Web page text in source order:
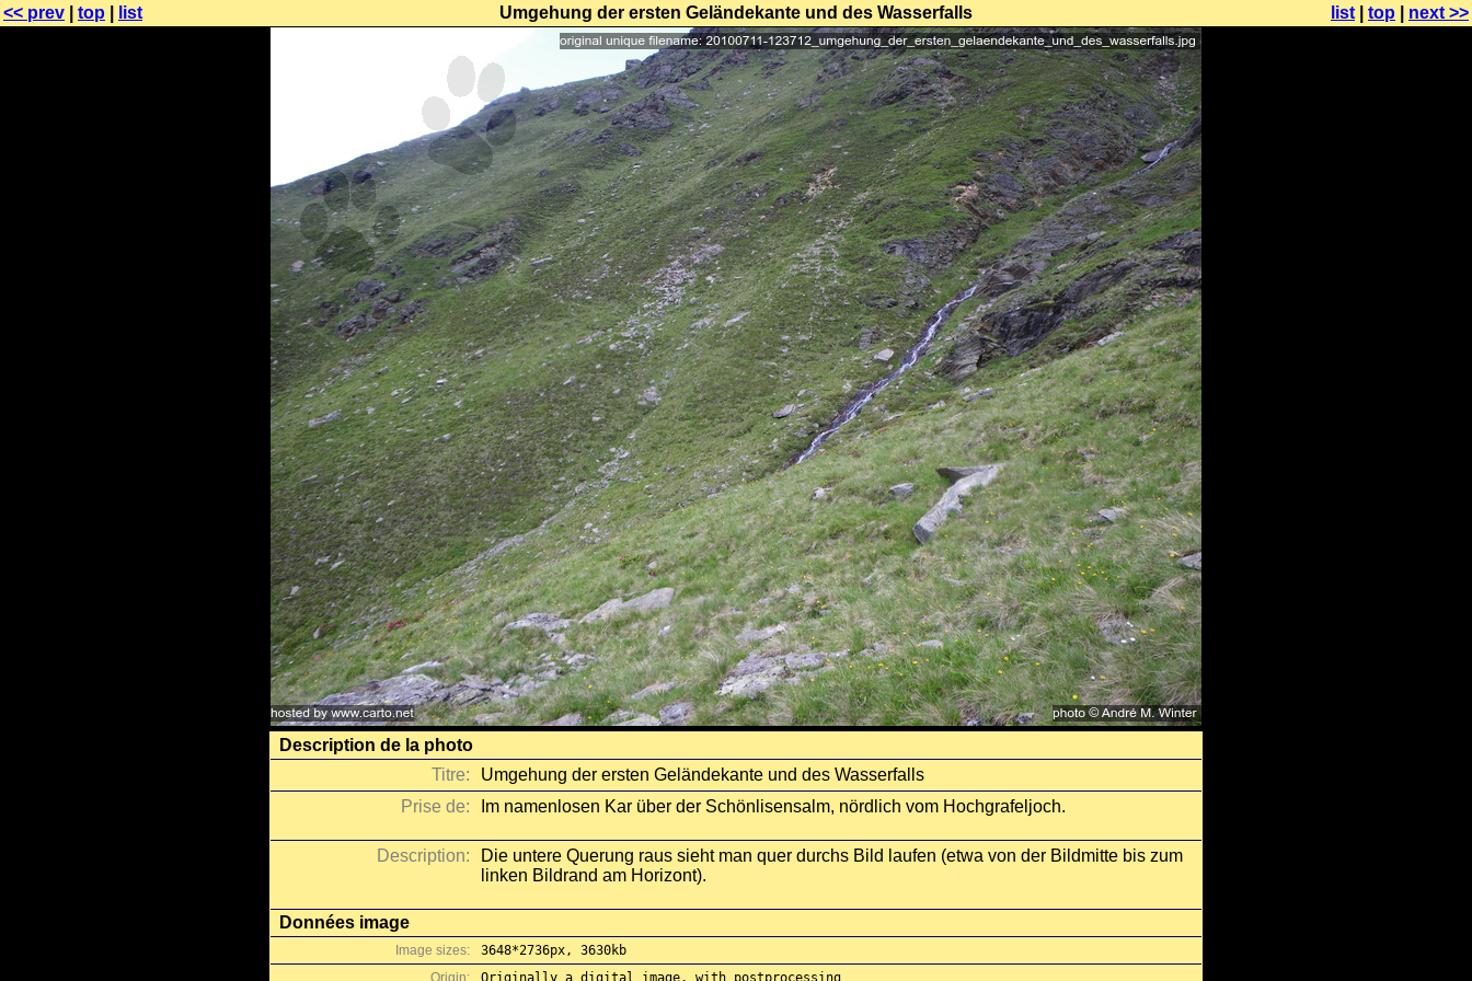
<< prev top list Umgehung der ersten Geländekante und des Wasserfalls list top next >>
Description de la photo
Titre:
Umgehung der ersten Geländekante und des Wasserfalls
Prise de:
Im namenlosen Kar über der Schönlisensalm, nördlich vom Hochgrafeljoch.
Description:
Die untere Querung raus sieht man quer durchs Bild laufen (etwa von der Bildmitte bis zum
linken Bildrand am Horizont).
Données image
Image sizes:
3648*2736px, 3630kb
Origin:
Originally a digital image, with postprocessing